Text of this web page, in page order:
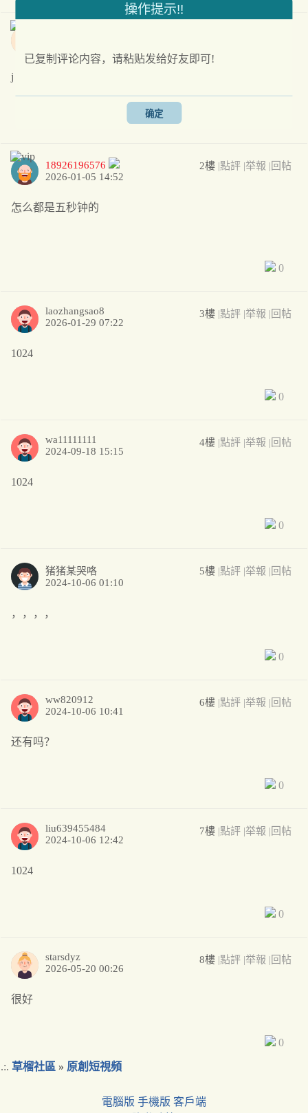
j
2樓 |點評 |举報 |回帖
18926196576
2026-01-05 14:52
怎么都是五秒钟的
0
3樓 |點評 |举報 |回帖
laozhangsao8
2026-01-29 07:22
1024
0
4樓 |點評 |举報 |回帖
wa11111111
2024-09-18 15:15
1024
0
5樓 |點評 |举報 |回帖
猪猪某哭咯
2024-10-06 01:10
，，，，
0
6樓 |點評 |举報 |回帖
ww820912
2024-10-06 10:41
还有吗？
0
7樓 |點評 |举報 |回帖
liu639455484
2024-10-06 12:42
1024
0
8樓 |點評 |举報 |回帖
starsdyz
2026-05-20 00:26
很好
0
.:. 草榴社區 » 原創短視頻
操作提示!!
已复制评论内容，请粘贴发给好友即可!
确定
電腦版 手機版 客戶端